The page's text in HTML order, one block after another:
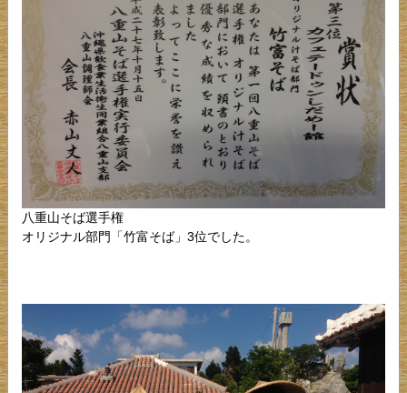
八重山そば選手権
オリジナル部門「竹富そば」3位でした。